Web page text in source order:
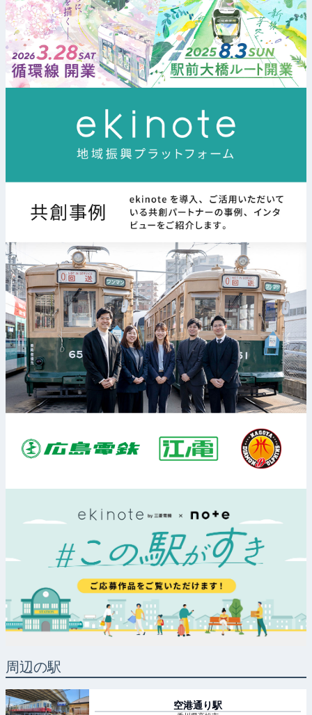
周辺の駅
空港通り駅